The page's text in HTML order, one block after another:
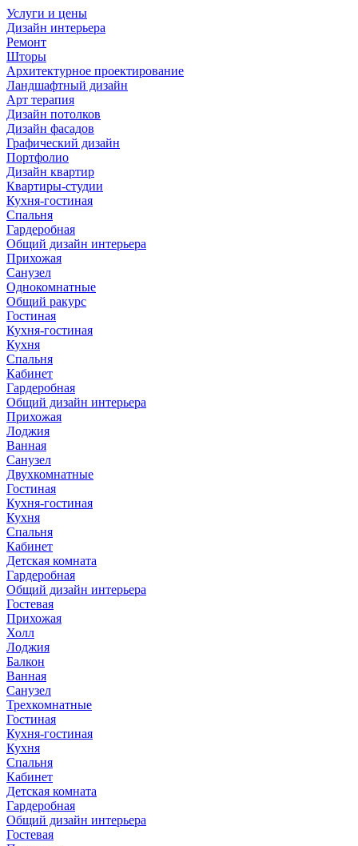
Услуги и цены
Дизайн интерьера
Ремонт
Шторы
Архитектурное проектирование
Ландшафтный дизайн
Арт терапия
Дизайн потолков
Дизайн фасадов
Графический дизайн
Портфолио
Дизайн квартир
Квартиры-студии
Кухня-гостиная
Спальня
Гардеробная
Общий дизайн интерьера
Прихожая
Санузел
Однокомнатные
Общий ракурс
Гостиная
Кухня-гостиная
Кухня
Спальня
Кабинет
Гардеробная
Общий дизайн интерьера
Прихожая
Лоджия
Ванная
Санузел
Двухкомнатные
Гостиная
Кухня-гостиная
Кухня
Спальня
Кабинет
Детская комната
Гардеробная
Общий дизайн интерьера
Гостевая
Прихожая
Холл
Лоджия
Балкон
Ванная
Санузел
Трехкомнатные
Гостиная
Кухня-гостиная
Кухня
Спальня
Кабинет
Детская комната
Гардеробная
Общий дизайн интерьера
Гостевая